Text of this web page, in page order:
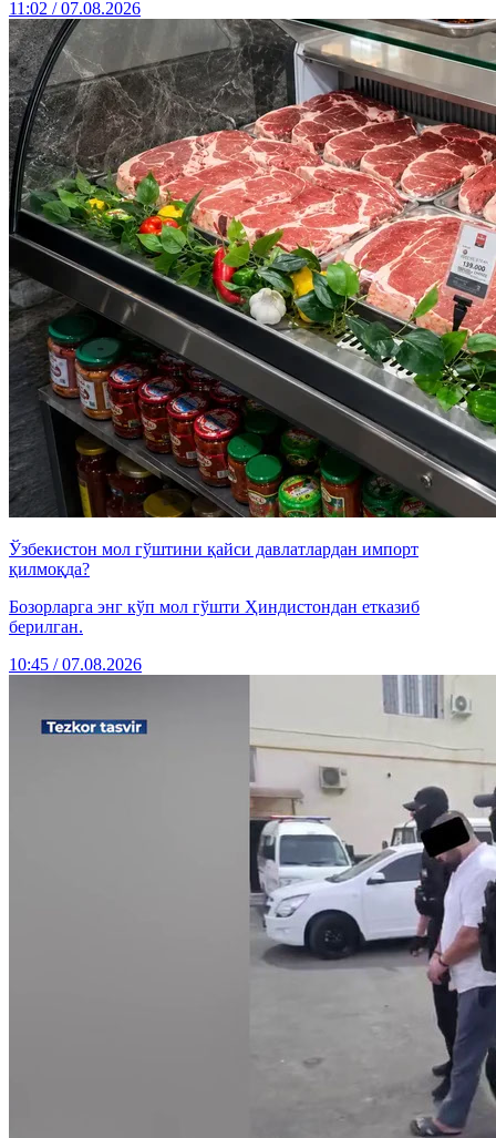
11:02 / 07.08.2026
Ўзбекистон мол гўштини қайси давлатлардан импорт
қилмоқда?
Бозорларга энг кўп мол гўшти Ҳиндистондан етказиб
берилган.
10:45 / 07.08.2026